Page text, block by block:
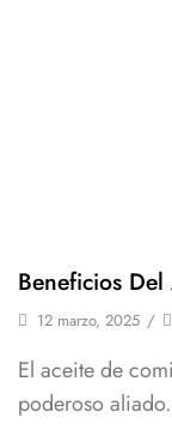
Beneficios
12 marzo, 2025 /
El aceite de
poderoso